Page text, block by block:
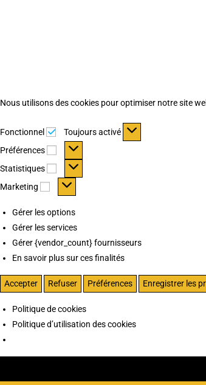
Nous utilisons des cookies pour optimiser notre site
Fonctionnel Fonctionnel
Toujours activé
Préférences
Préférences
Statistiques Statistiques
Marketing Marketing
Gérer les options
Gérer les services
Gérer {vendor_count} fournisseurs
En savoir plus sur ces finalités
Accepter Refuser Préférences Enregistrer les
Politique de cookies
Politique d’utilisation des cookies